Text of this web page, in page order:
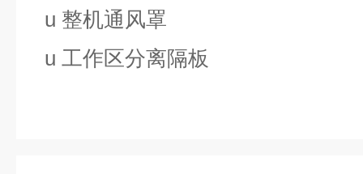
u 整机通风罩
u 工作区分离隔板